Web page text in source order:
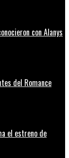
con Alanys
del Romance
el estreno de